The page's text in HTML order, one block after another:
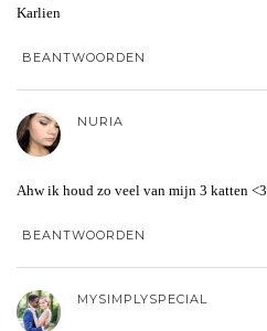
Karlien
BEANTWOORDEN
NURIA
Ahw ik houd zo veel van mijn 3 katten <3
BEANTWOORDEN
MYSIMPLYSPECIAL